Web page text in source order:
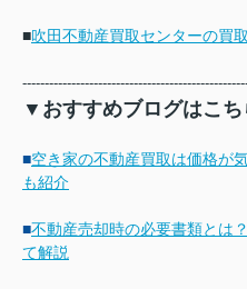
■吹田不動産買取センターの買
▼おすすめブログはこち
■空き家の不動産買取は価格が
も紹介
■不動産売却時の必要書類とは
て解説